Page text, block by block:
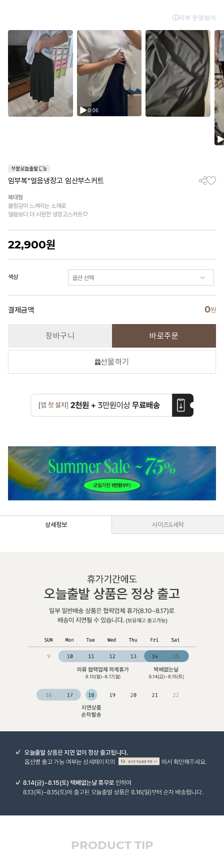
임부복*얼음냉장고 임산부스커트
복대형
쿨링감이 느껴지는 소재로
얼음보다 더 시원한 냉장고스커트♡
22,900원
색상
결제금액 0원
장바구니 바로주문
선물하기
상세정보 사이즈&세탁
PRODUCT TIP